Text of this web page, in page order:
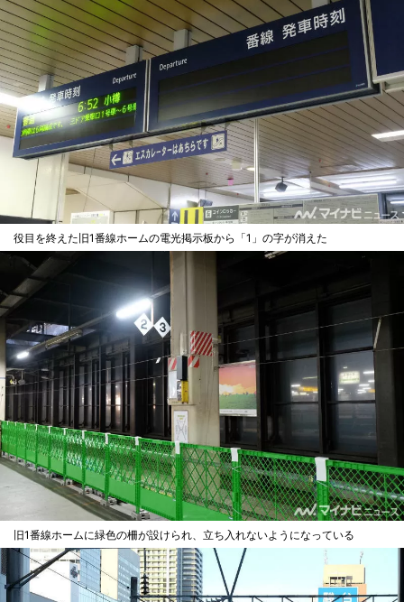
役目を終えた旧1番線ホームの電光掲示板から「1」の字が消えた
旧1番線ホームに緑色の柵が設けられ、立ち入れないようになっている